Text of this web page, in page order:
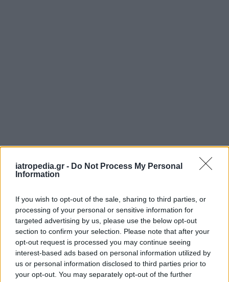
iatropedia.gr - Do Not Process My Personal
Information
If you wish to opt-out of the sale, sharing to third parties, or
processing of your personal or sensitive information for
targeted advertising by us, please use the below opt-out
section to confirm your selection. Please note that after your
opt-out request is processed you may continue seeing
interest-based ads based on personal information utilized by
us or personal information disclosed to third parties prior to
your opt-out. You may separately opt-out of the further